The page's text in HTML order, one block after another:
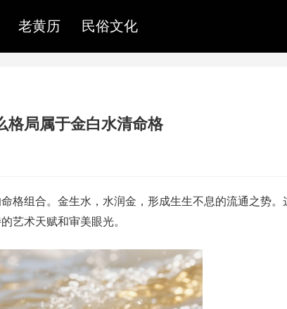
老黄历 民俗文化
格局属于金白水清命格
格组合。金生水，水润金，形成生生不息的流通之势。
艺术天赋和审美眼光。